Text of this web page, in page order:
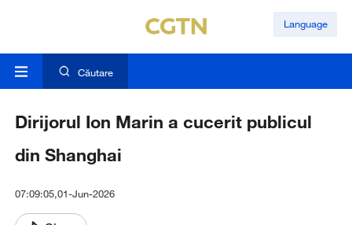
Language
Căutare
Dirijorul Ion Marin a cucerit publicul
din Shanghai
07:09:05,01-Jun-2026